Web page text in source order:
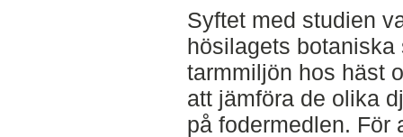
Syftet med studien
hösilagets
tarmmiljön hos häst
att jämföra de olika
på fodermedlen. För